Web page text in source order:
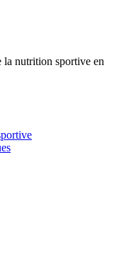
la nutrition sportive en